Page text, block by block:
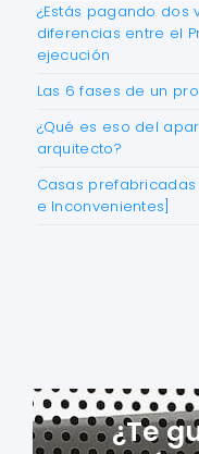
¿Estás pagando dos
diferencias entre el
ejecución
Las 6 fases de un
¿Qué es eso del
arquitecto?
Casas
e Inconvenientes]
¿Te